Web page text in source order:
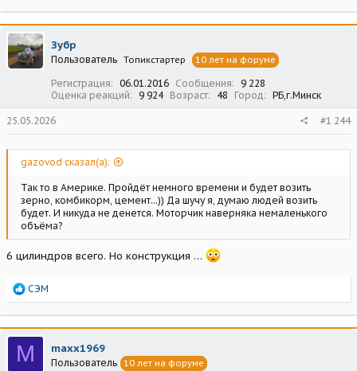
а
к
ц
и
Зубр
Пользователь Топикстартер 10 лет на форуме
Регистрация 06.01.2016 Сообщения
9 228
Оценка реакций
9 924 Возраст 48 Город РБ,г.Минск
25.05.2026 #1 244
gazovod сказал(а):
Так то в Америке. Пройдёт немного времени и будет возить
зерно, комбикорм, цемент...)) Да шучу я, думаю людей возить
будет. И никуда не денется. Моторчик наверняка немаленького
объёма?
6 цилиндров всего. Но конструкция …
Р
а
к
ц
и
и
СЭМ
M maxx1969
Пользователь 10 лет на форуме